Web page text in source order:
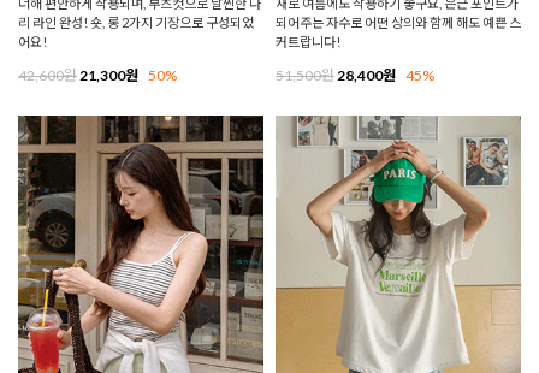
리 라인 완성! 숏, 롱 2가지 기장으로 구성되었
어요!
42,600원 21,300원 50%
되어주는 자수로 어떤 상의와 함께 해도 예쁜 스
커트랍니다!
51,500원 28,400원 45%